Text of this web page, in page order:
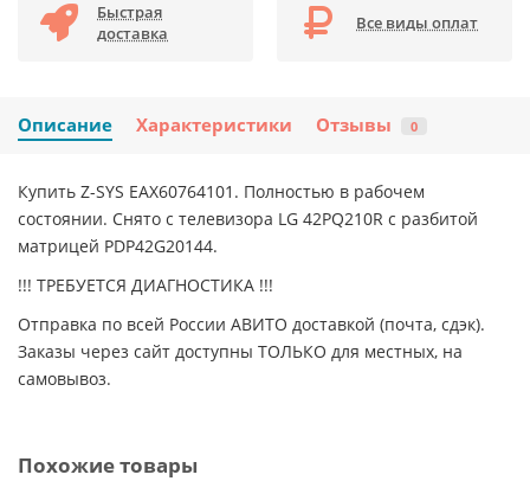
Быстрая
доставка
Все виды оплат
Описание Характеристики Отзывы 0
Купить Z-SYS EAX60764101. Полностью в рабочем
состоянии. Снято с телевизора LG 42PQ210R с разбитой
матрицей PDP42G20144.
!!! ТРЕБУЕТСЯ ДИАГНОСТИКА !!!
Отправка по всей России АВИТО доставкой (почта, сдэк).
Заказы через сайт доступны ТОЛЬКО для местных, на
самовывоз.
Похожие товары